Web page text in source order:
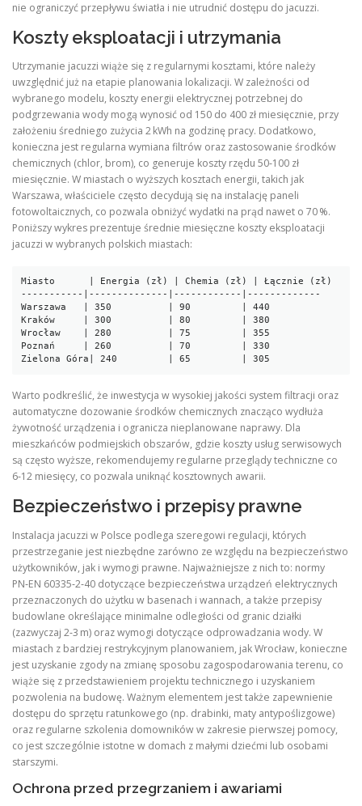
nie ograniczyć przepływu światła i nie utrudnić dostępu do jacuzzi.
Koszty eksploatacji i utrzymania
Utrzymanie jacuzzi wiąże się z regularnymi kosztami, które należy
uwzględnić już na etapie planowania lokalizacji. W zależności od
wybranego modelu, koszty energii elektrycznej potrzebnej do
podgrzewania wody mogą wynosić od 150 do 400 zł miesięcznie, przy
założeniu średniego zużycia 2 kWh na godzinę pracy. Dodatkowo,
konieczna jest regularna wymiana filtrów oraz zastosowanie środków
chemicznych (chlor, brom), co generuje koszty rzędu 50‑100 zł
miesięcznie. W miastach o wyższych kosztach energii, takich jak
Warszawa, właściciele często decydują się na instalację paneli
fotowoltaicznych, co pozwala obniżyć wydatki na prąd nawet o 70 %.
Poniższy wykres prezentuje średnie miesięczne koszty eksploatacji
jacuzzi w wybranych polskich miastach:
Miasto      | Energia (zł) | Chemia (zł) | Łącznie (zł)
-----------|--------------|------------|-------------
Warszawa   | 350          | 90         | 440
Kraków     | 300          | 80         | 380
Wrocław    | 280          | 75         | 355
Poznań     | 260          | 70         | 330
Warto podkreślić, że inwestycja w wysokiej jakości system filtracji oraz
automatyczne dozowanie środków chemicznych znacząco wydłuża
żywotność urządzenia i ogranicza nieplanowane naprawy. Dla
mieszkańców podmiejskich obszarów, gdzie koszty usług serwisowych
są często wyższe, rekomendujemy regularne przeglądy techniczne co
6‑12 miesięcy, co pozwala uniknąć kosztownych awarii.
Bezpieczeństwo i przepisy prawne
Instalacja jacuzzi w Polsce podlega szeregowi regulacji, których
przestrzeganie jest niezbędne zarówno ze względu na bezpieczeństwo
użytkowników, jak i wymogi prawne. Najważniejsze z nich to: normy
PN‑EN 60335‑2‑40 dotyczące bezpieczeństwa urządzeń elektrycznych
przeznaczonych do użytku w basenach i wannach, a także przepisy
budowlane określające minimalne odległości od granic działki
(zazwyczaj 2‑3 m) oraz wymogi dotyczące odprowadzania wody. W
miastach z bardziej restrykcyjnym planowaniem, jak Wrocław, konieczne
jest uzyskanie zgody na zmianę sposobu zagospodarowania terenu, co
wiąże się z przedstawieniem projektu technicznego i uzyskaniem
pozwolenia na budowę. Ważnym elementem jest także zapewnienie
dostępu do sprzętu ratunkowego (np. drabinki, maty antypoślizgowe)
oraz regularne szkolenia domowników w zakresie pierwszej pomocy,
co jest szczególnie istotne w domach z małymi dziećmi lub osobami
starszymi.
Ochrona przed przegrzaniem i awariami